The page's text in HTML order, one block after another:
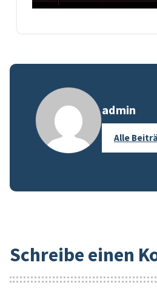
admin
Alle
Schreibe einen